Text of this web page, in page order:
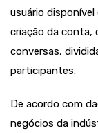
usuário disponível
criação da conta,
conversas,
participantes.
De acordo com
negócios da